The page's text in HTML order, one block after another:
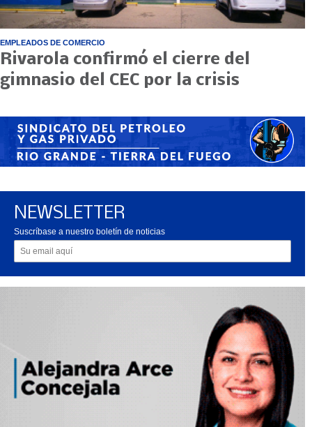
EMPLEADOS DE COMERCIO
Rivarola confirmó el cierre del
gimnasio del CEC por la crisis
NEWSLETTER
Suscríbase a nuestro boletín de noticias